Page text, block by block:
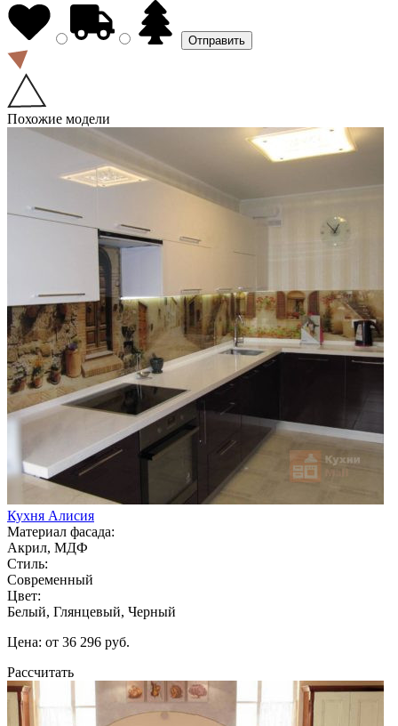
Похожие модели
Кухня Алисия
Материал фасада:
Акрил, МДФ
Стиль:
Современный
Цвет:
Белый, Глянцевый, Черный
Цена: от 36 296 руб.
Рассчитать